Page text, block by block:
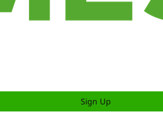
Sign Up